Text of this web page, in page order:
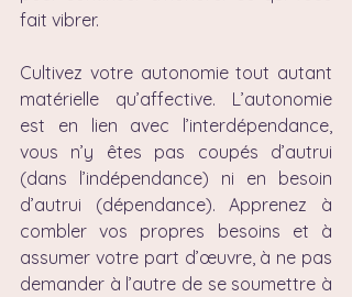
fait vibrer.
Cultivez votre autonomie tout autant
matérielle qu’affective. L’autonomie
est en lien avec l’interdépendance,
vous n’y êtes pas coupés d’autrui
(dans l’indépendance) ni en besoin
d’autrui (dépendance). Apprenez à
combler vos propres besoins et à
assumer votre part d’œuvre, à ne pas
demander à l’autre de se soumettre à